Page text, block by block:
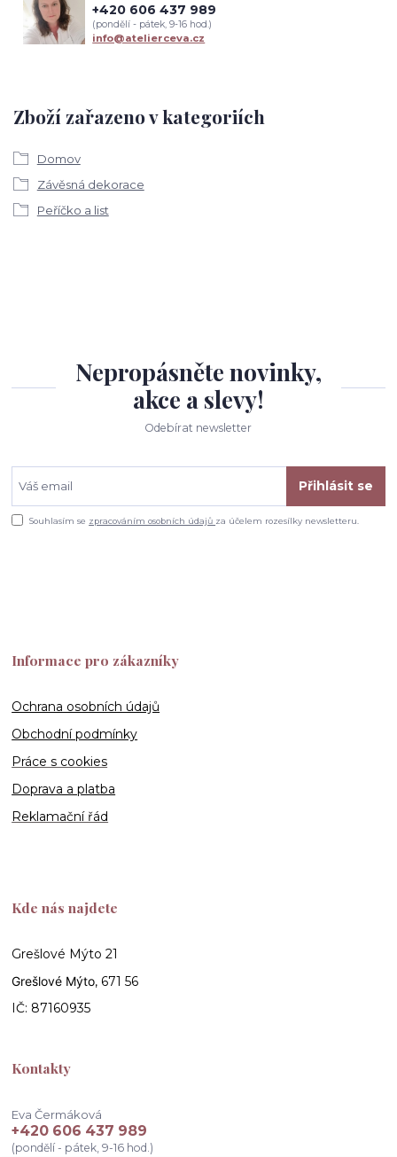
Zboží zařazeno v kategoriích
Domov
Závěsná dekorace
Peříčko a list
+420 606 437 989
(pondělí - pátek, 9-16 hod.)
info@atelierceva.cz
Nepropásněte novinky,
akce a slevy!
Odebírat newsletter
Přihlásit se
Souhlasím se zpracováním osobních údajů za účelem rozesílky newsletteru.
Informace pro zákazníky
Ochrana osobních údajů
Obchodní podmínky
Práce s cookies
Doprava a platba
Reklamační řád
Kde nás najdete
Grešlové Mýto 21
Grešlové Mýto, 671 56
IČ: 87160935
Kontakty
Eva Čermáková
+420 606 437 989
(pondělí - pátek, 9-16 hod.)